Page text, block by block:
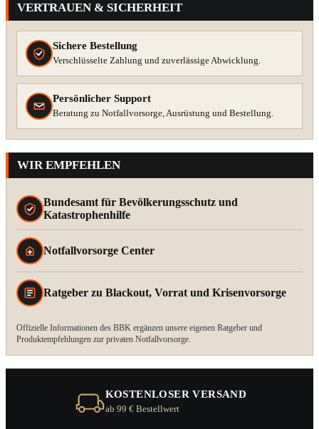
VERTRAUEN & SICHERHEIT
Sichere Bestellung
Verschlüsselte Zahlung und zuverlässige Abwicklung.
Persönlicher Support
Beratung zu Notfallvorsorge, Ausrüstung und Bestellung.
WIR EMPFEHLEN
Bundesamt für Bevölkerungsschutz und
Katastrophenhilfe
Notfallvorsorge Center
Ratgeber zu Blackout, Vorrat und Krisenvorsorge
Offizielle Informationen des BBK ergänzen unsere eigenen Ratgeber und
Produktempfehlungen zur privaten Notfallvorsorge.
KOSTENLOSER VERSAND
ab 99 € Bestellwert